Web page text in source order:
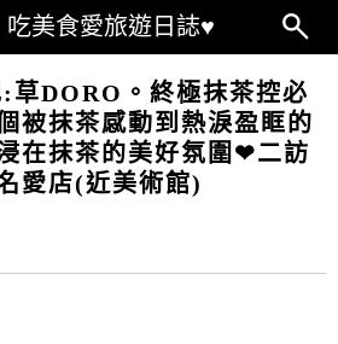
吃美食愛旅遊日誌♥
草DORO。終極抹茶控必
被抹茶感動到熱淚盈眶的
在抹茶的美好氛圍❤二訪
愛店(近美術館)